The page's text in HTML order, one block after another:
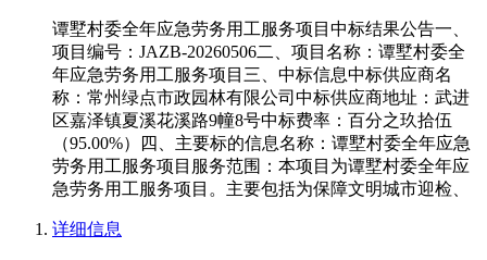
谭墅村委全年应急劳务用工服务项目中标结果公告一、
项目编号：JAZB-20260506二、项目名称：谭墅村委全
年应急劳务用工服务项目三、中标信息中标供应商名
称：常州绿点市政园林有限公司中标供应商地址：武进
区嘉泽镇夏溪花溪路9幢8号中标费率：百分之玖拾伍
（95.00%）四、主要标的信息名称：谭墅村委全年应急
劳务用工服务项目服务范围：本项目为谭墅村委全年应
急劳务用工服务项目。主要包括为保障文明城市迎检、
详细信息